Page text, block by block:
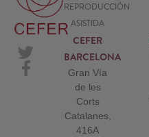
REPRODUCCIÓN
ASISTIDA
CEFER
BARCELONA
Gran Vía
de les
Corts
Catalanes,
416A